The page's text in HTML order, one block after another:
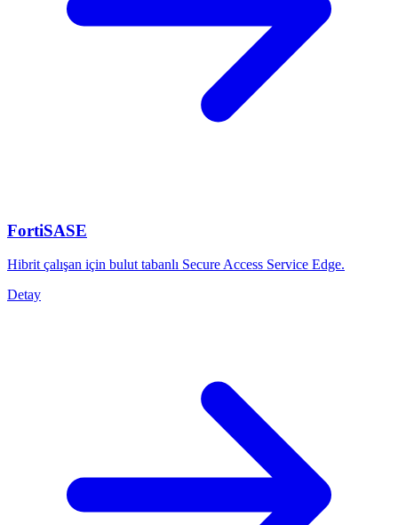
FortiSASE
Hibrit çalışan için bulut tabanlı Secure Access Service Edge.
Detay